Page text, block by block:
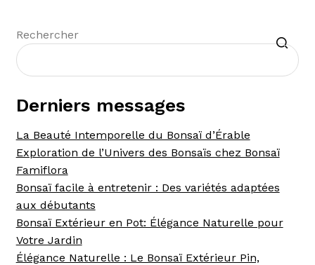
Rechercher
Recherche
Derniers messages
La Beauté Intemporelle du Bonsaï d’Érable
Exploration de l’Univers des Bonsaïs chez Bonsaï
Famiflora
Bonsaï facile à entretenir : Des variétés adaptées
aux débutants
Bonsaï Extérieur en Pot: Élégance Naturelle pour
Votre Jardin
Élégance Naturelle : Le Bonsaï Extérieur Pin,